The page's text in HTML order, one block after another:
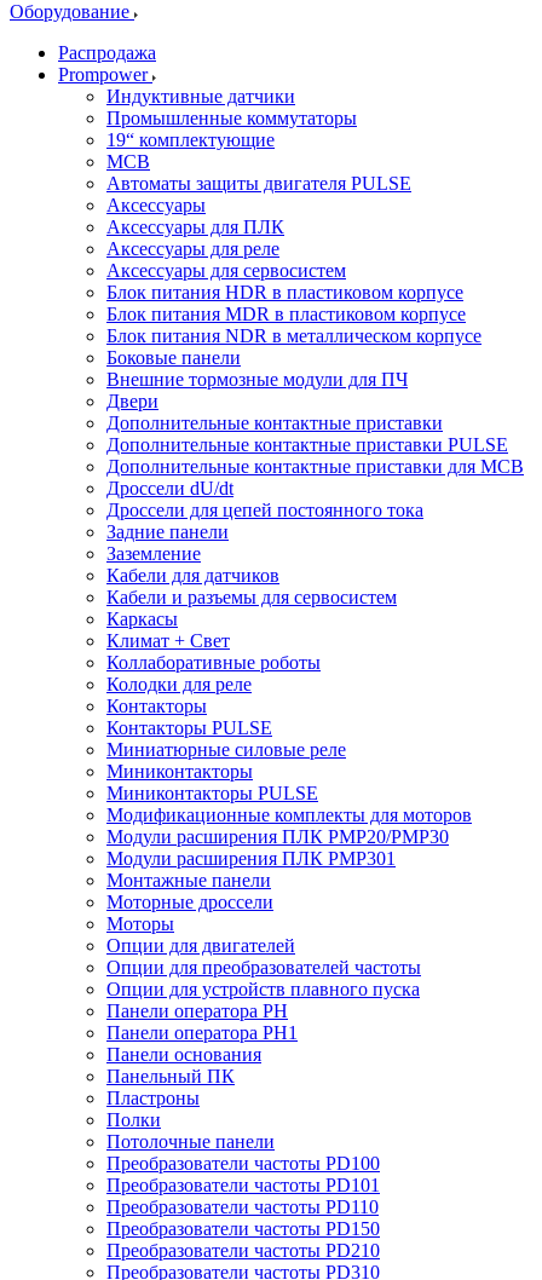
Оборудование
Распродажа
Prompower
Индуктивные датчики
Промышленные коммутаторы
19“ комплектующие
MCB
Автоматы защиты двигателя PULSE
Аксессуары
Аксессуары для ПЛК
Аксессуары для реле
Аксессуары для сервосистем
Блок питания HDR в пластиковом корпусе
Блок питания MDR в пластиковом корпусе
Блок питания NDR в металлическом корпусе
Боковые панели
Внешние тормозные модули для ПЧ
Двери
Дополнительные контактные приставки
Дополнительные контактные приставки PULSE
Дополнительные контактные приставки для MCB
Дроссели dU/dt
Дроссели для цепей постоянного тока
Задние панели
Заземление
Кабели для датчиков
Кабели и разъемы для сервосистем
Каркасы
Климат + Свет
Коллаборативные роботы
Колодки для реле
Контакторы
Контакторы PULSE
Миниатюрные силовые реле
Миниконтакторы
Миниконтакторы PULSE
Модификационные комплекты для моторов
Модули расширения ПЛК PMP20/PMP30
Модули расширения ПЛК PMP301
Монтажные панели
Моторные дроссели
Моторы
Опции для двигателей
Опции для преобразователей частоты
Опции для устройств плавного пуска
Панели оператора PH
Панели оператора PH1
Панели основания
Панельный ПК
Пластроны
Полки
Потолочные панели
Преобразователи частоты PD100
Преобразователи частоты PD101
Преобразователи частоты PD110
Преобразователи частоты PD150
Преобразователи частоты PD210
Преобразователи частоты PD310